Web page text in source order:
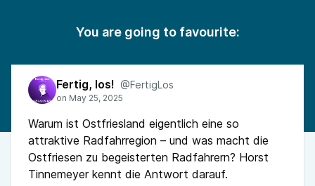
You are going to favourite:
Fertig, los! @FertigLos
Warum ist Ostfriesland eigentlich eine so
attraktive Radfahrregion – und was macht die
Ostfriesen zu begeisterten Radfahrern? Horst
Tinnemeyer kennt die Antwort darauf.